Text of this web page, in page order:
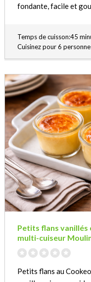
fondante, facile et
Temps de cuisson:45
Cuisinez pour 6
Petits flans
multi-cuiseur
Petits flans au